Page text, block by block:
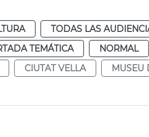
TODAS LAS
TEMÁTICA NORMAL
CIUTAT VELLA MUSEU